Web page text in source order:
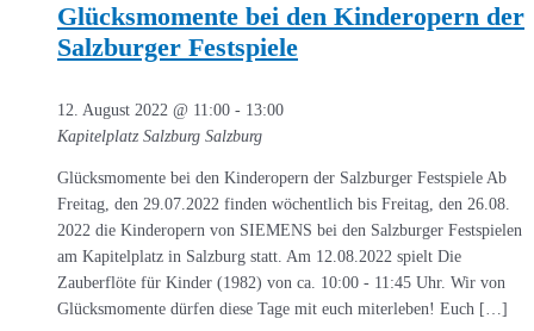
Glücksmomente bei den Kinderopern der
Salzburger Festspiele
12. August 2022 @ 11:00 - 13:00
Kapitelplatz Salzburg Salzburg
Glücksmomente bei den Kinderopern der Salzburger Festspiele Ab
Freitag, den 29.07.2022 finden wöchentlich bis Freitag, den 26.08.
2022 die Kinderopern von SIEMENS bei den Salzburger Festspielen
am Kapitelplatz in Salzburg statt. Am 12.08.2022 spielt Die
Zauberflöte für Kinder (1982) von ca. 10:00 - 11:45 Uhr. Wir von
Glücksmomente dürfen diese Tage mit euch miterleben! Euch […]